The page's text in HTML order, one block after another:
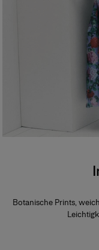
Botanische Prints,